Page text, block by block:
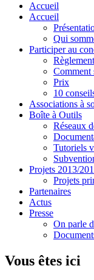
Accueil
Accueil
Qui
Participer au
Comment
Prix
10
Associations à
Boîte à Outils
Réseaux
Tutoriels
Projets 2013/
Projets
Partenaires
Actus
Presse
On parle
Vous êtes ici